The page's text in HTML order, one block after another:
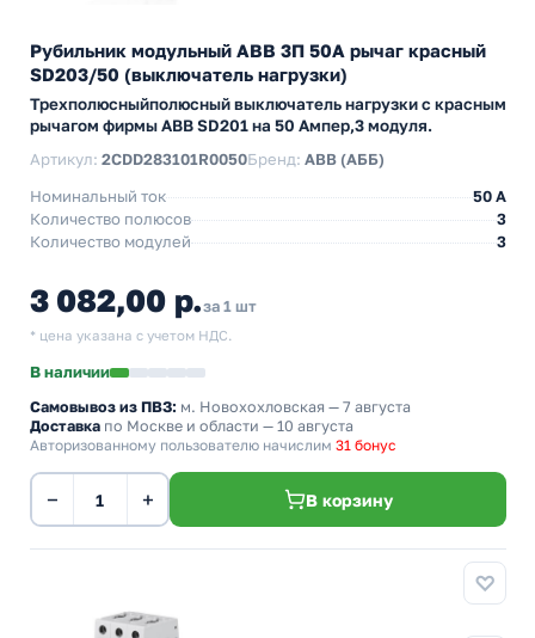
Рубильник модульный ABB 3П 50А рычаг красный
SD203/50 (выключатель нагрузки)
Трехполюсныйполюсный выключатель нагрузки с красным
рычагом фирмы ABB SD201 на 50 Ампер,3 модуля.
Артикул: 2CDD283101R0050Бренд: ABB (АББ)
Номинальный ток
50 A
Количество полюсов
3
Количество модулей
3
3 082,00 р.за 1 шт
* цена указана с учетом НДС.
В наличии
Самовывоз из ПВЗ: м. Новохохловская — 7 августа
Доставка по Москве и области — 10 августа
Авторизованному пользователю начислим 31 бонус
− + В корзину